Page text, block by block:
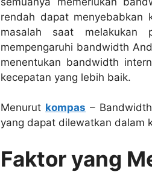
rendah dapat menyebabkan
masalah saat melakukan
mempengaruhi bandwidth
menentukan bandwidth
kecepatan yang lebih baik.
Menurut kompas –
yang dapat dilewatkan dalam
Faktor yang